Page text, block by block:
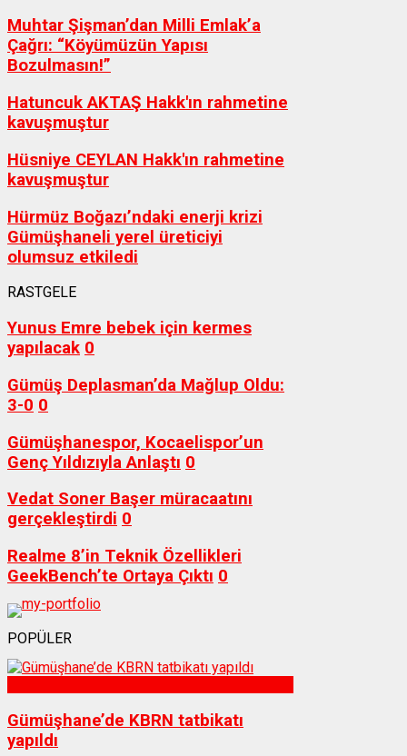
Muhtar Şişman’dan Milli Emlak’a
Çağrı: “Köyümüzün Yapısı
Bozulmasın!”
Hatuncuk AKTAŞ Hakk'ın rahmetine
kavuşmuştur
Hüsniye CEYLAN Hakk'ın rahmetine
kavuşmuştur
Hürmüz Boğazı’ndaki enerji krizi
Gümüşhaneli yerel üreticiyi
olumsuz etkiledi
RASTGELE
Yunus Emre bebek için kermes
yapılacak 0
Gümüş Deplasman’da Mağlup Oldu:
3-0 0
Gümüşhanespor, Kocaelispor’un
Genç Yıldızıyla Anlaştı 0
Vedat Soner Başer müracaatını
gerçekleştirdi 0
Realme 8’in Teknik Özellikleri
GeekBench’te Ortaya Çıktı 0
POPÜLER
Gümüşhane’de KBRN tatbikatı
yapıldı